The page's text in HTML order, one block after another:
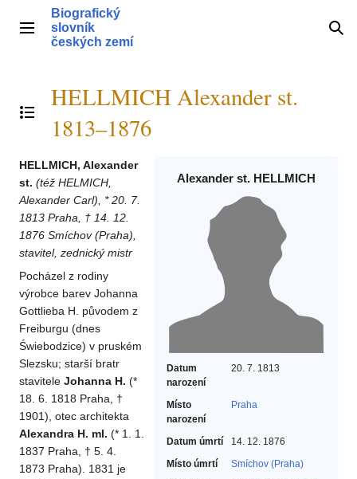
obsahHlavní menu
Biografický
slovník
českých zemí
Přepnout obsah
HELLMICH Alexander st.
1813–1876
Alexander st. HELLMICH
Datum
narození
20. 7. 1813
Místo
narození
Praha
Datum úmrtí
14. 12. 1876
Místo úmrtí
Smíchov (Praha)
HELLMICH, Alexander
st. (též HELMICH,
Alexander Carl), * 20. 7.
1813 Praha, † 14. 12.
1876 Smíchov (Praha),
stavitel, zednický mistr
Pocházel z rodiny
výrobce barev Johanna
Gottlieba H. původem z
Freiburgu (dnes
Świebodzice) v pruském
Slezsku; starší bratr
stavitele Johanna H. (*
18. 6. 1818 Praha, †
1901), otec architekta
Alexandra H. ml. (* 1. 1.
1837 Praha, † 5. 4.
1873 Praha). 1831 je